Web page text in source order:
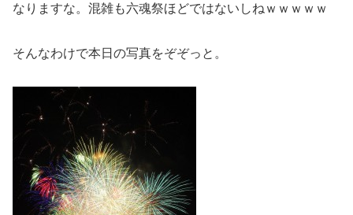
なりますな。混雑も六魂祭ほどではないしねｗｗｗｗｗ
そんなわけで本日の写真をぞぞっと。